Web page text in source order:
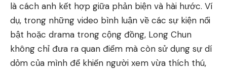
là cách anh kết hợp giữa phản biện và hài hước. Ví
dụ, trong những video bình luận về các sự kiện nổi
bật hoặc drama trong cộng đồng, Long Chun
không chỉ đưa ra quan điểm mà còn sử dụng sự dí
dỏm của mình để khiến người xem vừa thích thú,